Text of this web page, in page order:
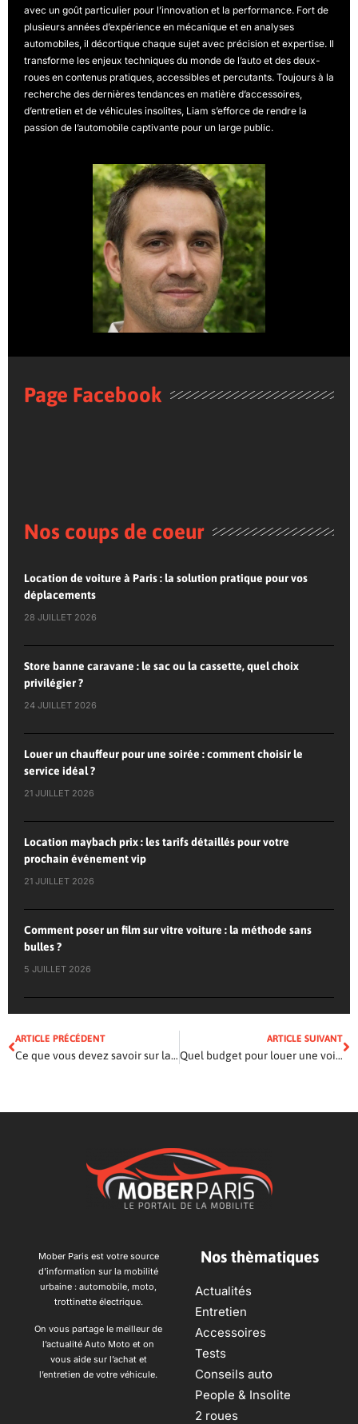
avec un goût particulier pour l’innovation et la performance. Fort de
plusieurs années d’expérience en mécanique et en analyses
automobiles, il décortique chaque sujet avec précision et expertise. Il
transforme les enjeux techniques du monde de l’auto et des deux-
roues en contenus pratiques, accessibles et percutants. Toujours à la
recherche des dernières tendances en matière d’accessoires,
d’entretien et de véhicules insolites, Liam s’efforce de rendre la
passion de l’automobile captivante pour un large public.
Page Facebook
Nos coups de coeur
Location de voiture à Paris : la solution pratique pour vos
déplacements
28 JUILLET 2026
Store banne caravane : le sac ou la cassette, quel choix
privilégier ?
24 JUILLET 2026
Louer un chauffeur pour une soirée : comment choisir le
service idéal ?
21 JUILLET 2026
Location maybach prix : les tarifs détaillés pour votre
prochain événement vip
21 JUILLET 2026
Comment poser un film sur vitre voiture : la méthode sans
bulles ?
5 JUILLET 2026
ARTICLE PRÉCÉDENT
Ce que vous devez savoir sur la garantie batterie voiture
ARTICLE SUIVANT
Quel budget pour louer une voiture de luxe ?
Mober Paris est votre source
d’information sur la mobilité
urbaine : automobile, moto,
trottinette électrique.
On vous partage le meilleur de
l’actualité Auto Moto et on
vous aide sur l’achat et
l’entretien de votre véhicule.
Nos thèmatiques
Actualités
Entretien
Accessoires
Tests
Conseils auto
People & Insolite
2 roues